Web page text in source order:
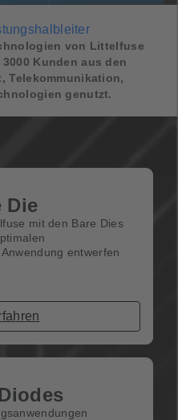
von Littelfuse
Kunden aus den
Telekommunikation,
genutzt.
Die
mit den Bare Dies
entwerfen